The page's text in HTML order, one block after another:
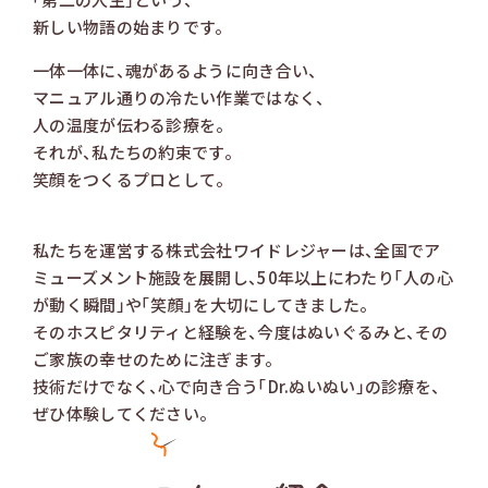
新しい物語の始まりです。
一体一体に、魂があるように向き合い、
マニュアル通りの冷たい作業ではなく、
人の温度が伝わる診療を。
それが、私たちの約束です。
笑顔をつくるプロとして。
私たちを運営する株式会社ワイドレジャーは、全国でア
ミューズメント施設を展開し、50年以上にわたり「人の心
が動く瞬間」や「笑顔」を大切にしてきました。
そのホスピタリティと経験を、今度はぬいぐるみと、その
ご家族の幸せのために注ぎます。
技術だけでなく、心で向き合う「Dr.ぬいぬい」の診療を、
ぜひ体験してください。